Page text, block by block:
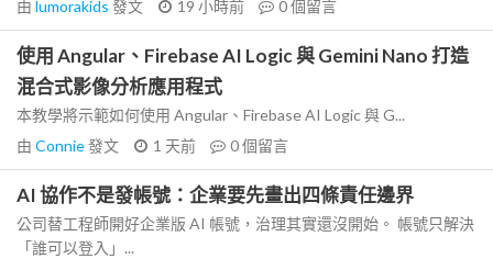
由 lumorakids 發文 19 小時前 0個留言
使用 Angular、Firebase AI Logic 與 Gemini Nano 打造
混合式影像分析應用程式
本教學將示範如何使用 Angular、Firebase AI Logic 與 G...
由 Connie發文 1 天前 0個留言
AI 協作不是發帳號：企業要先畫出四條責任邊界
公司替工程師開好企業版 AI 帳號，治理其實還沒開始。 帳號只解決
「誰可以登入」...